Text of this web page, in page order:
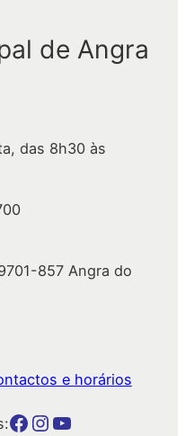
de Angra
das 8h30 às
857 Angra do
e horários
Botão para a página da autarquia no Facebook Botão para a página da autarquia no Instagram Botão para a página da autarquia no Youtube